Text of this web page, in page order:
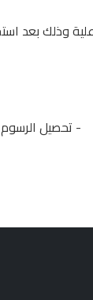
علية وذلك
- تحصيل الرسوم